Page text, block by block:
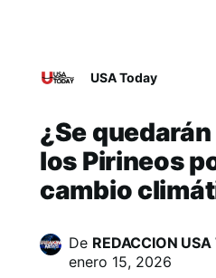
USA Today
¿Se
los Pirineos
cambio
De REDACCION
enero 15, 2026